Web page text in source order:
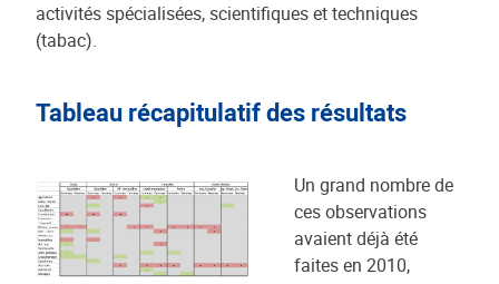
activités spécialisées, scientifiques et techniques
(tabac).
Tableau récapitulatif des résultats
Un grand nombre de
ces observations
avaient déjà été
faites en 2010,